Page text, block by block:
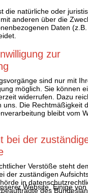
die natürliche oder
anderen über die
Daten
zur
sind nur mit
möglich. Sie können
widerrufen. Dazu
uns. Die Rechtmäßigkeit
bleibt vom
bei der
Verstöße steht
der zuständigen
in
des
Website. Einige